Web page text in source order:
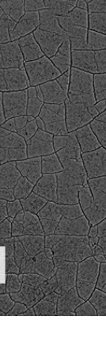
Tuotteen valokuvien